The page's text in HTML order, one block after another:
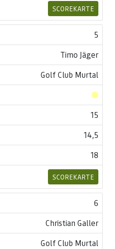
SCOREKARTE
5
Timo Jäger
Golf Club Murtal
15
14,5
18
SCOREKARTE
6
Christian Galler
Golf Club Murtal